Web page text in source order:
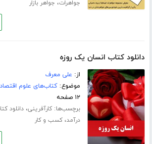
جواهرات، جواهر بازار
دانلود کتاب انسان یک روزه
از: علی معرف
موضوع:کتاب‌های علوم
۱۲ صفحه
برچسب‌ها:کارآفرینی،دانلود
درآمد،کسب و کار